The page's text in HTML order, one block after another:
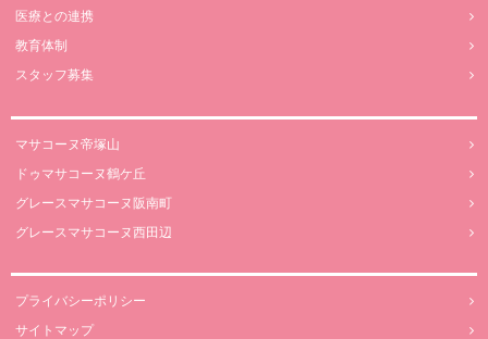
医療との連携
教育体制
スタッフ募集
マサコーヌ帝塚山
ドゥマサコーヌ鶴ケ丘
グレースマサコーヌ阪南町
グレースマサコーヌ西田辺
プライバシーポリシー
サイトマップ